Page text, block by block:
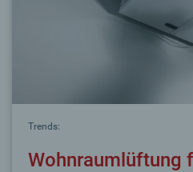
Trends:
Wohnraumlüftung